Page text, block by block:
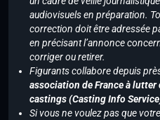
audiovisuels en préparation.
correction doit être adressée
en précisant l’annonce
corriger ou retirer.
Figurants collabore depuis
association de France à lutter
castings (Casting Info
Si vous ne voulez pas que